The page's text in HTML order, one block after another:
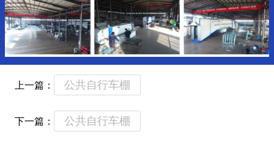
上一篇： 公共自行车棚
下一篇： 公共自行车棚